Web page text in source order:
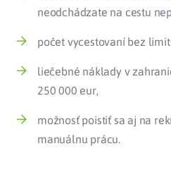
neodchádzate na cestu
počet vycestovaní bez
liečebné náklady v
250 000 eur,
možnosť poistiť sa aj na
manuálnu prácu.